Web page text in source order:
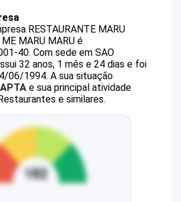
RESTAURANTE MARU
ME MARU MARU é
40. Com sede em SAO
32 anos, 1 mês e 24 dias e foi
06/1994. A sua situação
e sua principal atividade
e similares.